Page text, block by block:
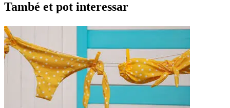
També et pot interessar